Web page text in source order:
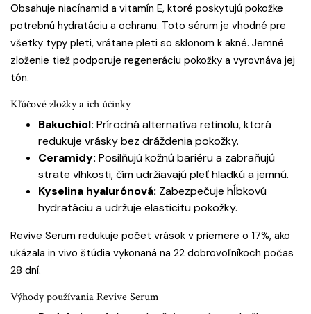
Obsahuje niacínamid a vitamín E, ktoré poskytujú pokožke
potrebnú hydratáciu a ochranu. Toto sérum je vhodné pre
všetky typy pleti, vrátane pleti so sklonom k akné. Jemné
zloženie tiež podporuje regeneráciu pokožky a vyrovnáva jej
tón.
Kľúčové zložky a ich účinky
Bakuchiol: Prírodná alternatíva retinolu, ktorá
redukuje vrásky bez dráždenia pokožky.
Ceramidy: Posilňujú kožnú bariéru a zabraňujú
strate vlhkosti, čím udržiavajú pleť hladkú a jemnú.
Kyselina hyalurónová: Zabezpečuje hĺbkovú
hydratáciu a udržuje elasticitu pokožky.
Revive Serum redukuje počet vrások v priemere o 17%, ako
ukázala in vivo štúdia vykonaná na 22 dobrovoľníkoch počas
28 dní.
Výhody používania Revive Serum